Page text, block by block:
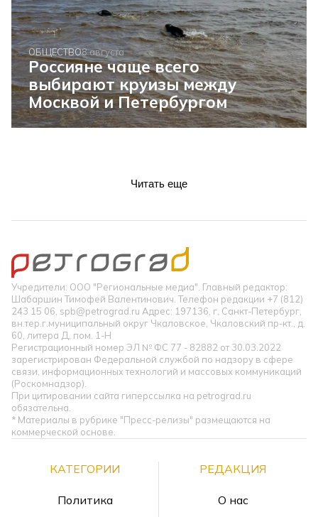
ОБЩЕСТВО8 августа
Россияне чаще всего
выбирают круизы между
Москвой и Петербургом
Читать еще
Учредители: ООО "Региональные медиа". Главный редактор:
Шабаршин Тимофей Валентинович. Телефон редакции +7 (812)
243 15 06, spb@petrograd.ru Адрес: 197136, г. Санкт-Петербург,
вн.тер.г.муниципальный округ Чкаловское, Чкаловский пр-кт., д.
60, литера Д, пом. 1-Н
Регистрационный номер ЭЛ № ФС 77 - 82882 от 30.03.2022
зарегистрирован Федеральной службой по надзору в сфере
связи, информационных технологий и массовых коммуникаций
(Роскомнадзор).
При цитировании сайта гиперссылка на petrograd.ru
обязательна.
* Материалы в рубрике "Пресс-релизы" размещаются на
коммерческой основе.
КАТЕГОРИИ
Политика
РЕДАКЦИЯ
О нас